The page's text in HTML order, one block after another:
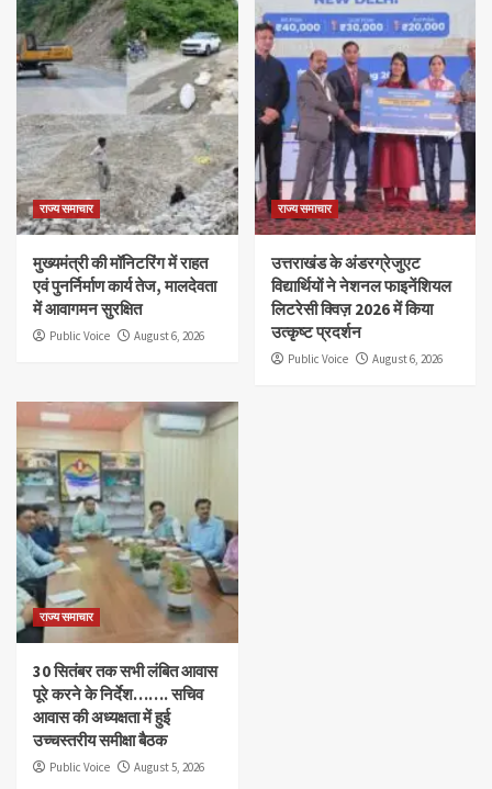
राज्य समाचार
मुख्यमंत्री की मॉनिटरिंग में राहत
एवं पुनर्निर्माण कार्य तेज, मालदेवता
में आवागमन सुरक्षित
Public Voice August 6, 2026
राज्य समाचार
उत्तराखंड के अंडरग्रेजुएट
विद्यार्थियों ने नेशनल फाइनेंशियल
लिटरेसी क्विज़ 2026 में किया
उत्कृष्ट प्रदर्शन
Public Voice August 6, 2026
राज्य समाचार
30 सितंबर तक सभी लंबित आवास
पूरे करने के निर्देश……. सचिव
आवास की अध्यक्षता में हुई
उच्चस्तरीय समीक्षा बैठक
Public Voice August 5, 2026